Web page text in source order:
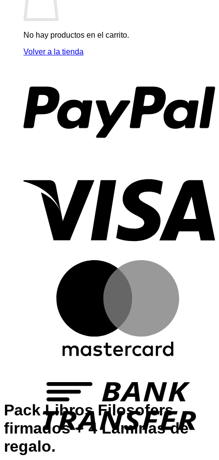
No hay productos en el carrito.
Volver a la tienda
Pack Libros Filosofers
firmados + 4 Láminas de
regalo.